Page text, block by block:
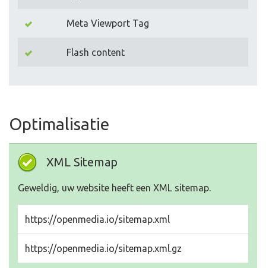
Meta Viewport Tag
Flash content
Optimalisatie
XML Sitemap
Geweldig, uw website heeft een XML sitemap.
https://openmedia.io/sitemap.xml
https://openmedia.io/sitemap.xml.gz